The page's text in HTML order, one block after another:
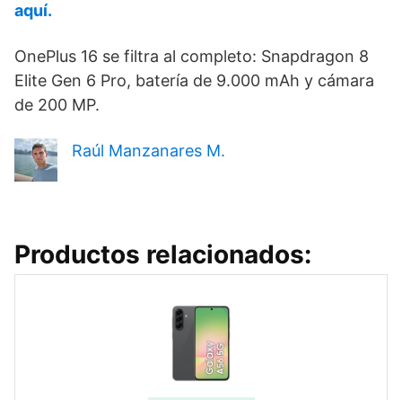
aquí.
OnePlus 16 se filtra al completo: Snapdragon 8
Elite Gen 6 Pro, batería de 9.000 mAh y cámara
de 200 MP.
Raúl Manzanares M.
Productos relacionados: